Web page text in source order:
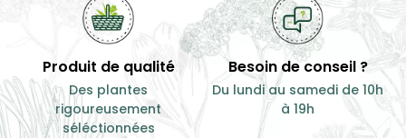
Produit de qualité
Des plantes
rigoureusement
séléctionnées
Besoin de conseil ?
Du lundi au samedi de 10h
à 19h